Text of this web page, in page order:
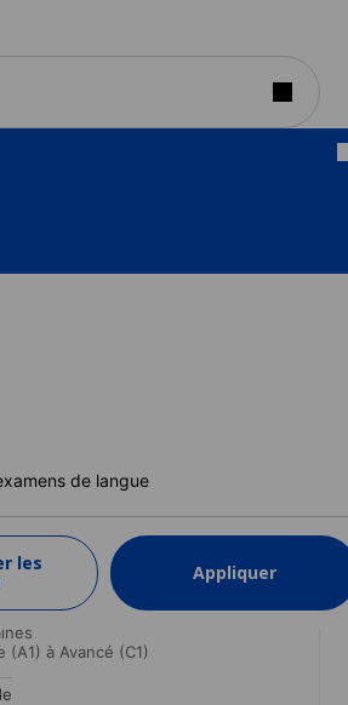
de langue
les
Appliquer
à Avancé (C1)
EN SAVOIR PLUS
(Cours le matin garantis)
(A1) à Avancé (C1)